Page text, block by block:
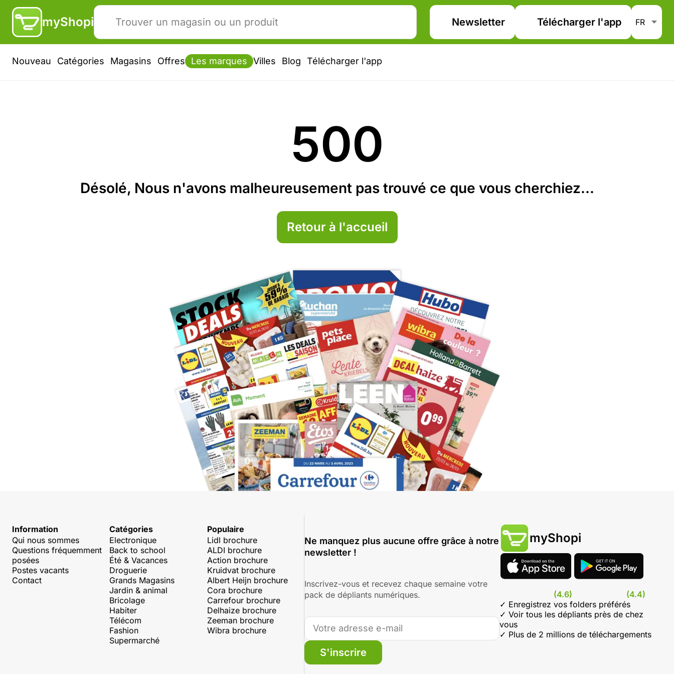
myShopi Newsletter Télécharger l'app
Nouveau Catégories Magasins Offres Les marques Villes Blog Télécharger l'app
500
Désolé, Nous n'avons malheureusement pas trouvé ce que vous cherchiez...
Retour à l'accueil
Information
Qui nous sommes
Questions fréquemment
posées
Postes vacants
Contact
Catégories
Electronique
Back to school
Été & Vacances
Droguerie
Grands Magasins
Jardin & animal
Bricolage
Habiter
Télécom
Fashion
Supermarché
Populaire
Lidl brochure
ALDI brochure
Action brochure
Kruidvat brochure
Albert Heijn brochure
Cora brochure
Carrefour brochure
Delhaize brochure
Zeeman brochure
Wibra brochure
Ne manquez plus aucune offre grâce à notre
newsletter !
Inscrivez-vous et recevez chaque semaine votre
pack de dépliants numériques.
S'inscrire
myShopi
(4.6)
(4.4)
✓ Enregistrez vos folders préférés
✓ Voir tous les dépliants près de chez
vous
✓ Plus de 2 millions de téléchargements